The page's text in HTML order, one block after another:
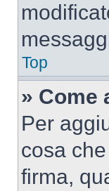
Top
» Come
Per
cosa
firma,